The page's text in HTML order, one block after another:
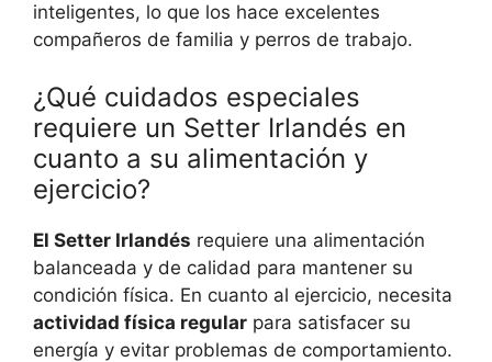
inteligentes, lo que los hace excelentes
compañeros de familia y perros de trabajo.
¿Qué cuidados especiales
requiere un Setter Irlandés en
cuanto a su alimentación y
ejercicio?
El Setter Irlandés requiere una alimentación
balanceada y de calidad para mantener su
condición física. En cuanto al ejercicio, necesita
actividad física regular para satisfacer su
energía y evitar problemas de comportamiento.